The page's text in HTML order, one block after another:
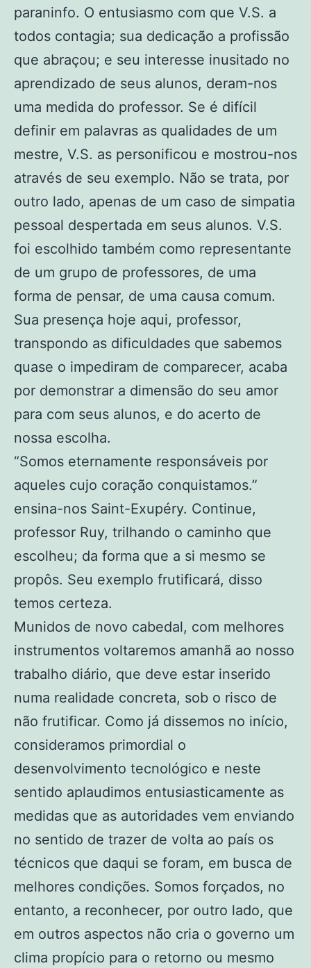
paraninfo. O entusiasmo com que V.S. a
todos contagia; sua dedicação a profissão
que abraçou; e seu interesse inusitado no
aprendizado de seus alunos, deram-nos
uma medida do professor. Se é difícil
definir em palavras as qualidades de um
mestre, V.S. as personificou e mostrou-nos
através de seu exemplo. Não se trata, por
outro lado, apenas de um caso de simpatia
pessoal despertada em seus alunos. V.S.
foi escolhido também como representante
de um grupo de professores, de uma
forma de pensar, de uma causa comum.
Sua presença hoje aqui, professor,
transpondo as dificuldades que sabemos
quase o impediram de comparecer, acaba
por demonstrar a dimensão do seu amor
para com seus alunos, e do acerto de
nossa escolha.
“Somos eternamente responsáveis por
aqueles cujo coração conquistamos.”
ensina-nos Saint-Exupéry. Continue,
professor Ruy, trilhando o caminho que
escolheu; da forma que a si mesmo se
propôs. Seu exemplo frutificará, disso
temos certeza.
Munidos de novo cabedal, com melhores
instrumentos voltaremos amanhã ao nosso
trabalho diário, que deve estar inserido
numa realidade concreta, sob o risco de
não frutificar. Como já dissemos no início,
consideramos primordial o
desenvolvimento tecnológico e neste
sentido aplaudimos entusiasticamente as
medidas que as autoridades vem enviando
no sentido de trazer de volta ao país os
técnicos que daqui se foram, em busca de
melhores condições. Somos forçados, no
entanto, a reconhecer, por outro lado, que
em outros aspectos não cria o governo um
clima propício para o retorno ou mesmo